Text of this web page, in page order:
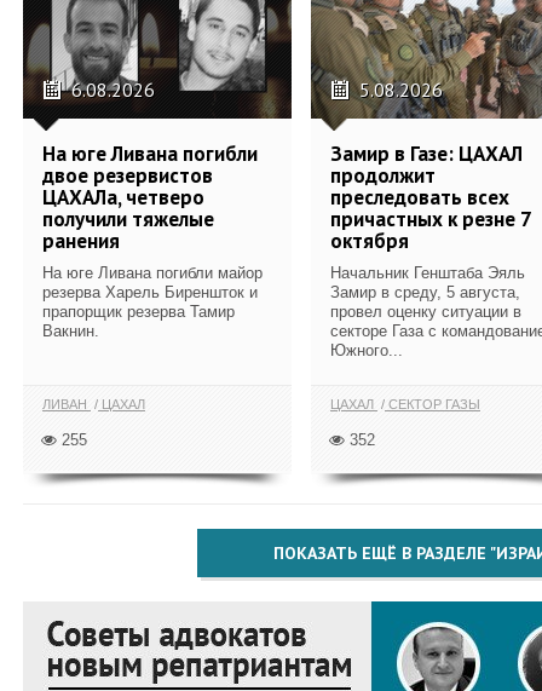
6.08.2026
На юге Ливана погибли
двое резервистов
ЦАХАЛа, четверо
получили тяжелые
ранения
На юге Ливана погибли майор
резерва Харель Биреншток и
прапорщик резерва Тамир
Вакнин.
ЛИВАН ЦАХАЛ
255
5.08.2026
Замир в Газе: ЦАХАЛ
продолжит
преследовать всех
причастных к резне 7
октября
Начальник Генштаба Эяль
Замир в среду, 5 августа,
провел оценку ситуации в
секторе Газа с
Южного...
ЦАХАЛ СЕКТОР ГАЗЫ
352
ПОКАЗАТЬ ЕЩЁ В РАЗДЕЛЕ